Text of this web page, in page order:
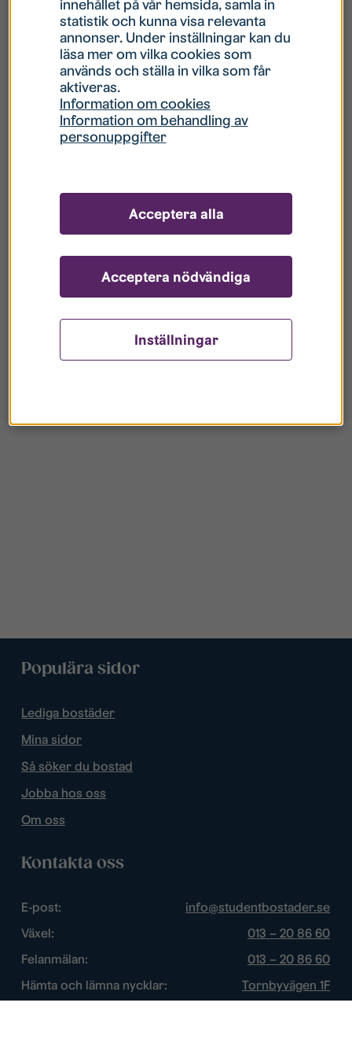
Hur gör jag om mitt konto är låst?
Hur gör jag när jag glömt mitt lösenord?
Vad innebär Gästkonto/Gästanvändare?
Populära sidor
Lediga bostäder
Mina sidor
Så söker du bostad
Jobba hos oss
Om oss
Kontakta oss
E-post:
info@studentbostader.se
Växel:
013 – 20 86 60
Felanmälan:
013 – 20 86 60
Hämta och lämna nycklar:
Tornbyvägen 1F
innehållet på vår hemsida, samla in
statistik och kunna visa relevanta
annonser. Under inställningar kan du
läsa mer om vilka cookies som
används och ställa in vilka som får
aktiveras.
Information om cookies
Information om behandling av
personuppgifter
Inställningar
Acceptera nödvändiga
Acceptera alla